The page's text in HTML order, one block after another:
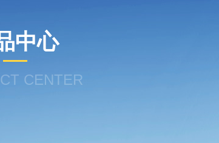
中心
CENTER